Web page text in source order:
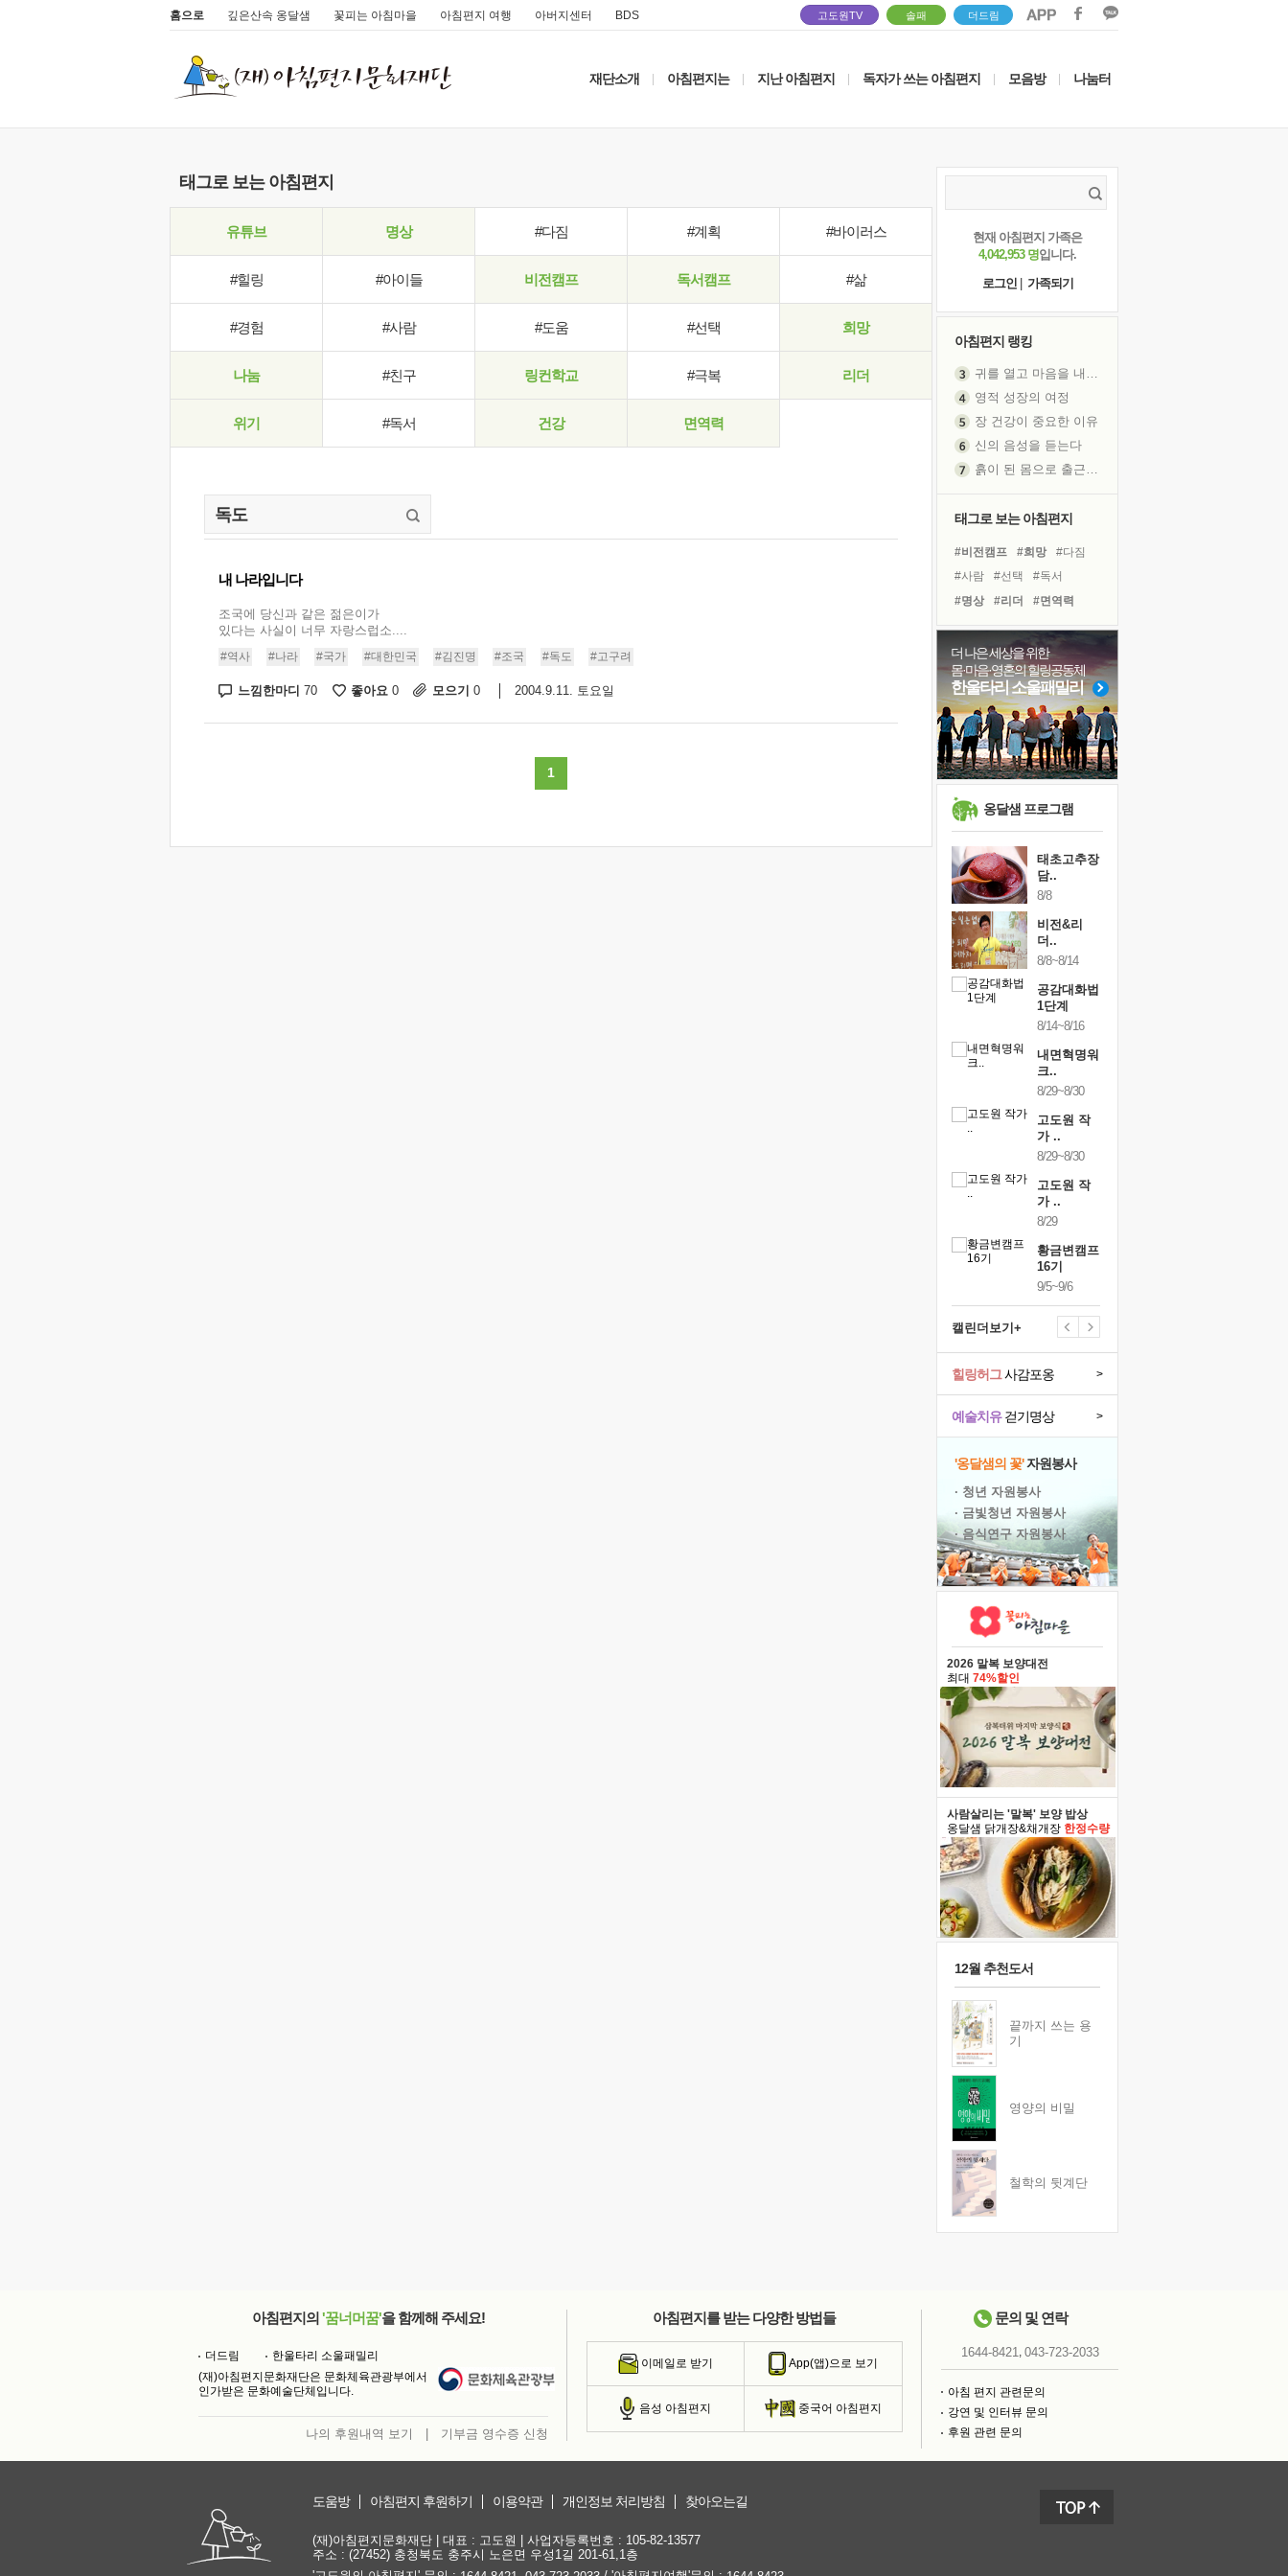
홈으로 깊은산속 옹달샘 꽃피는 아침마을 아침편지 여행 아버지센터 BDS 고도원TV 솔패 더드림
재단소개 아침편지는 지난 아침편지 독자가 쓰는 아침편지 모음방 나눔터
태그로 보는 아침편지
유튜브 명상 #다짐 #계획 #바이러스
#힐링 #아이들 비전캠프 독서캠프 #삶
#경험 #사람 #도움 #선택 희망
나눔 #친구 링컨학교 #극복 리더
위기 #독서 건강 면역력
내 나라입니다
조국에 당신과 같은 젊은이가
있다는 사실이 너무 자랑스럽소....
#역사 #나라 #국가 #대한민국 #김진명 #조국 #독도 #고구려
느낌한마디 70 좋아요 0 모으기 0 2004.9.11. 토요일
1
현재 아침편지 가족은
4,042,953 명입니다.
로그인
가족되기
아침편지 랭킹
귀를 열고 마음을 내어주고
영적 성장의 여정
장 건강이 중요한 이유
신의 음성을 듣는다
흙이 된 몸으로 출근하는 여자
졸업식 사진을 보며
극심한 변비, 어깨결림, 수면 장애
보고 싶은 어머니
마음이 멈춰 버린 곳
유년 시절의 부산 영도 바다
못된 꼰대들
희망이란
'모른다'는 것
태그로 보는 아침편지
#비전캠프 #희망
#다짐
#사람
#선택
#독서
#명상
#리더
#면역력
#계획
#위기
#바이러스
#친구
#링컨학교
#힐링
#아이들
#도움
#유튜브
#나눔
#삶 #독서캠프
더 나은 세상을 위한
몸·마음·영혼의 힐링공동체
한울타리 소울패밀리
옹달샘 프로그램
태초고추장
담..
8/8
비전&리
더..
8/8~8/14
공감대화법
1단계
8/14~8/16
내면혁명워
크..
8/29~8/30
고도원 작
가 ..
8/29~8/30
고도원 작
가 ..
8/29
황금변캠프
16기
9/5~9/6
캘린더보기+
예술치유걷기명상 >
힐링허그사감포옹 >
'옹달샘의 꽃'자원봉사
· 청년 자원봉사
· 금빛청년 자원봉사
· 음식연구 자원봉사
2026 말복 보양대전
최대 74%할인
사람살리는 '말복' 보양 밥상
옹달샘 닭개장&채개장 한정수량
12월 추천도서
끝까지 쓰는 용
기
영양의 비밀
철학의 뒷계단
아침편지의 '꿈너머꿈'을 함께해 주세요!
더드림
한울타리 소울패밀리
(재)아침편지문화재단은 문화체육관광부에서
인가받은 문화예술단체입니다.
나의 후원내역 보기 기부금 영수증 신청
아침편지를 받는 다양한 방법들
이메일로 받기 App(앱)으로 보기
음성 아침편지 중국어 아침편지
문의 및 연락
1644-8421, 043-723-2033
아침 편지 관련문의
강연 및 인터뷰 문의
후원 관련 문의
도움방 아침편지 후원하기 이용약관 개인정보 처리방침 찾아오는길
(재)아침편지문화재단 | 대표 : 고도원 | 사업자등록번호 : 105-82-13577
주소 : (27452) 충청북도 충주시 노은면 우성1길 201-61,1층